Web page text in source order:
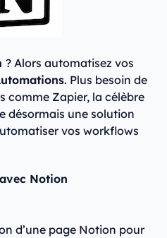
? Alors automatisez vos
. Plus besoin de
comme Zapier, la célèbre
désormais une solution
vos workflows
Notion
d’une page Notion pour